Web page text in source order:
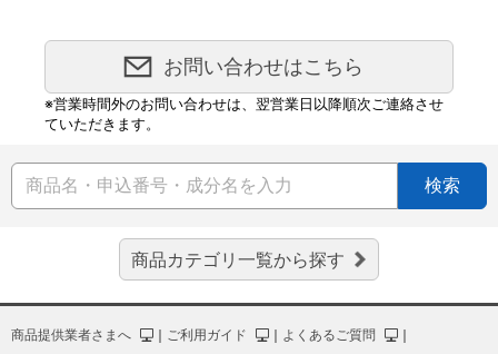
お問い合わせはこちら
※営業時間外のお問い合わせは、翌営業日以降順次ご連絡させ
ていただきます。
検索
商品カテゴリ一覧から探す
商品提供業者さまへ ｜ ご利用ガイド ｜ よくあるご質問 ｜